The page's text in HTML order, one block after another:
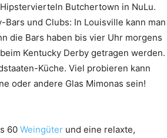
Butchertown in NuLu.
und Clubs: In Louisville kann man
die Bars haben bis vier Uhr morgens
Kentucky Derby getragen werden.
Küche. Viel probieren kann
oder andere Glas Mimonas sein!
60 Weingüter und eine relaxte,